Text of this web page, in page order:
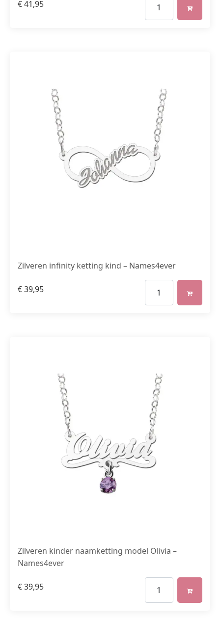
€41,95
Zilveren infinity ketting kind – Names4ever
€39,95
Zilveren kinder naamketting model Olivia –
Names4ever
€39,95